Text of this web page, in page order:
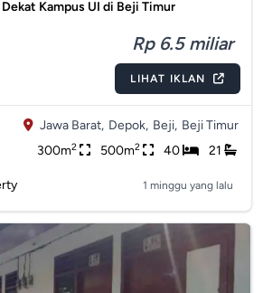
Kampus UI di Beji Timur
Rp 6.5 miliar
LIHAT IKLAN
Jawa Barat, Depok, Beji, Beji Timur
300m2 500m2 40 21
1 minggu yang lalu